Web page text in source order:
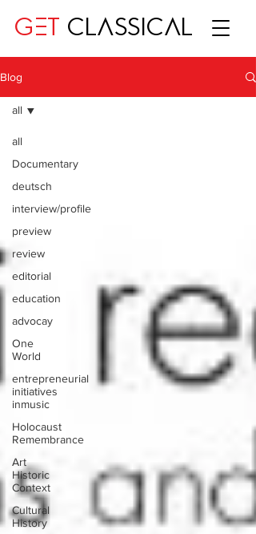
GET CLASSICAL
Blog
all
Documentary
deutsch
interview/profile
preview
review
editorial
education
advocay
One
World
entrepreneurial
initiatives
inmusic
Holocaust
Remembrance
Art
Historic
Context
Cultural
History
all